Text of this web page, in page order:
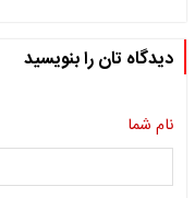
دیدگاه تان را بنویسید
نام شما